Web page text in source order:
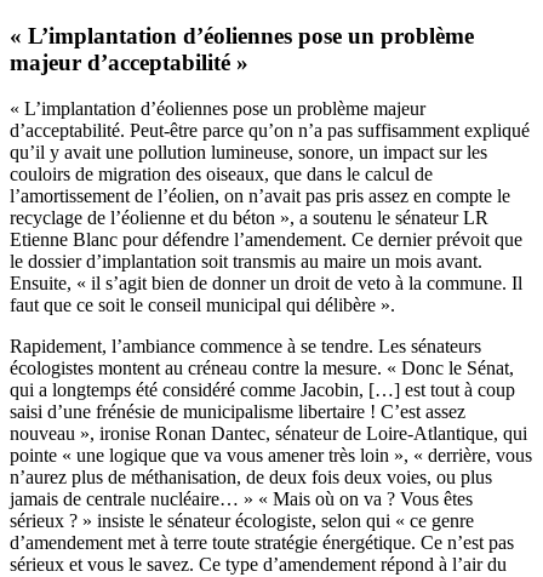
« L’implantation d’éoliennes pose un problème
majeur d’acceptabilité »
« L’implantation d’éoliennes pose un problème majeur
d’acceptabilité. Peut-être parce qu’on n’a pas suffisamment expliqué
qu’il y avait une pollution lumineuse, sonore, un impact sur les
couloirs de migration des oiseaux, que dans le calcul de
l’amortissement de l’éolien, on n’avait pas pris assez en compte le
recyclage de l’éolienne et du béton », a soutenu le sénateur LR
Etienne Blanc pour défendre l’amendement. Ce dernier prévoit que
le dossier d’implantation soit transmis au maire un mois avant.
Ensuite, « il s’agit bien de donner un droit de veto à la commune. Il
faut que ce soit le conseil municipal qui délibère ».
Rapidement, l’ambiance commence à se tendre. Les sénateurs
écologistes montent au créneau contre la mesure. « Donc le Sénat,
qui a longtemps été considéré comme Jacobin, […] est tout à coup
saisi d’une frénésie de municipalisme libertaire ! C’est assez
nouveau », ironise Ronan Dantec, sénateur de Loire-Atlantique, qui
pointe « une logique que va vous amener très loin », « derrière, vous
n’aurez plus de méthanisation, de deux fois deux voies, ou plus
jamais de centrale nucléaire… » « Mais où on va ? Vous êtes
sérieux ? » insiste le sénateur écologiste, selon qui « ce genre
d’amendement met à terre toute stratégie énergétique. Ce n’est pas
sérieux et vous le savez. Ce type d’amendement répond à l’air du